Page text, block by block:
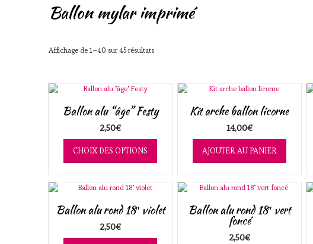
Ballon mylar imprimé
Affichage de 1–40 sur 45 résultatsTrié
récent
ancien
Ballon alu “âge” Festy
2,50€
CHOIX DES OPTIONS
Ce
variations.
options
peuvent
Kit arche ballon licorne
14,00€
AJOUTER AU PANIER
Ballon alu rond 18″ violet
2,50€
Ballon alu rond 18″ vert
foncé
2,50€